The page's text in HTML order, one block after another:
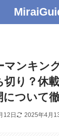
マンキン
切り？休
について
12日 2025年4月